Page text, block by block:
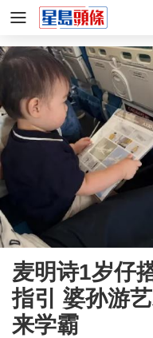
麦明诗1岁仔
指引 婆孙游
来学霸